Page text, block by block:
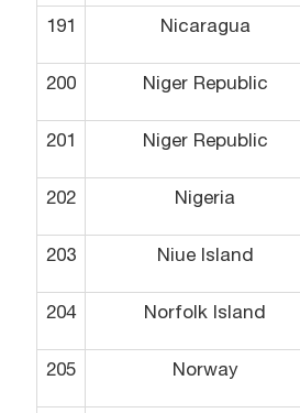
191 Nicaragua
200 Niger Republic
201 Niger Republic
202 Nigeria
203 Niue Island
204 Norfolk Island
205 Norway